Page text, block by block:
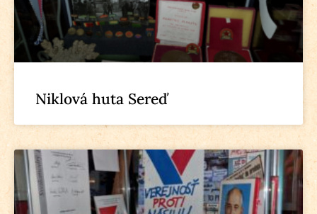
Niklová huta Sereď